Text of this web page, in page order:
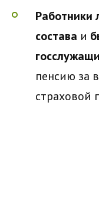
Работники
состава и
пенсию за
страховой